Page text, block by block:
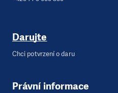
Darujte
Chci potvrzení o daru
Právní informace